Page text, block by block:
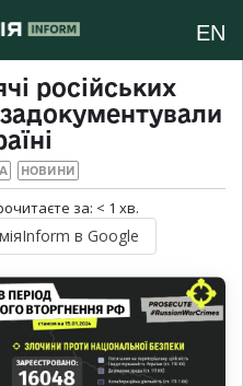
EN
російських
НОВИНИ
за: < 1 хв.
в Google